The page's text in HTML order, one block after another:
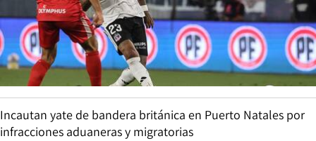
Incautan yate de bandera británica en Puerto Natales por
infracciones aduaneras y migratorias